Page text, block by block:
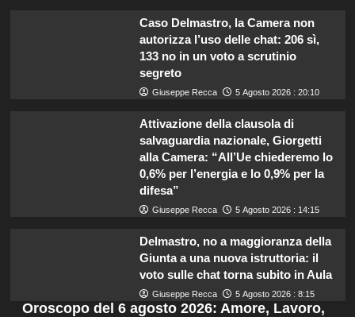
Caso Delmastro, la Camera non
autorizza l’uso delle chat: 206 sì,
133 no in un voto a scrutinio
segreto
Giuseppe Recca 5 Agosto 2026 : 20:10
Attivazione della clausola di
salvaguardia nazionale, Giorgetti
alla Camera: “All’Ue chiederemo lo
0,6% per l’energia e lo 0,9% per la
difesa”
Giuseppe Recca 5 Agosto 2026 : 14:15
Delmastro, no a maggioranza della
Giunta a una nuova istruttoria: il
voto sulle chat torna subito in Aula
Giuseppe Recca 5 Agosto 2026 : 8:15
Oroscopo del 6 agosto 2026: Amore, Lavoro,